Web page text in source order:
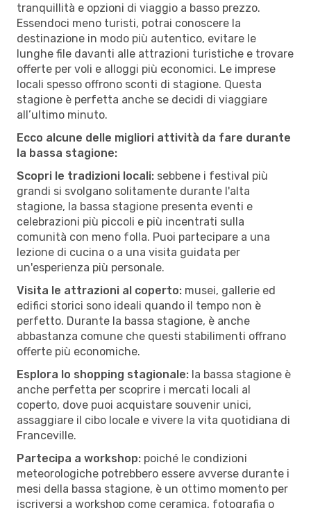
tranquillità e opzioni di viaggio a basso prezzo.
Essendoci meno turisti, potrai conoscere la
destinazione in modo più autentico, evitare le
lunghe file davanti alle attrazioni turistiche e trovare
offerte per voli e alloggi più economici. Le imprese
locali spesso offrono sconti di stagione. Questa
stagione è perfetta anche se decidi di viaggiare
all’ultimo minuto.
Ecco alcune delle migliori attività da fare durante
la bassa stagione:
Scopri le tradizioni locali: sebbene i festival più
grandi si svolgano solitamente durante l'alta
stagione, la bassa stagione presenta eventi e
celebrazioni più piccoli e più incentrati sulla
comunità con meno folla. Puoi partecipare a una
lezione di cucina o a una visita guidata per
un'esperienza più personale.
Visita le attrazioni al coperto: musei, gallerie ed
edifici storici sono ideali quando il tempo non è
perfetto. Durante la bassa stagione, è anche
abbastanza comune che questi stabilimenti offrano
offerte più economiche.
Esplora lo shopping stagionale: la bassa stagione è
anche perfetta per scoprire i mercati locali al
coperto, dove puoi acquistare souvenir unici,
assaggiare il cibo locale e vivere la vita quotidiana di
Franceville.
Partecipa a workshop: poiché le condizioni
meteorologiche potrebbero essere avverse durante i
mesi della bassa stagione, è un ottimo momento per
iscriversi a workshop come ceramica, fotografia o